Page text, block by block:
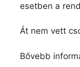
esetben a
Át nem vett
Bővebb